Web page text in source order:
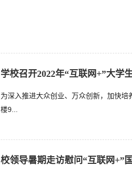
学校召开2022年“互联网+”大学
为深入推进大众创业、万众创新，加快
楼9...
校领导暑期走访慰问“互联网+”